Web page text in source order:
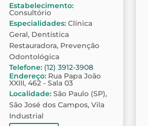
Estabelecimento:
Consultório
Especialidades:Clínica
Geral, Dentística
Restauradora, Prevenção
Odontológica
Telefone: (12) 3912-3908
Endereço: Rua Papa João
XXIII, 462 - Sala 03
Localidade:São Paulo (SP),
São José dos Campos, Vila
Industrial